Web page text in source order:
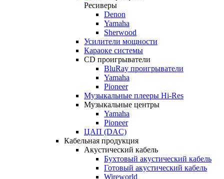
Ресиверы
Denon
Yamaha
Sherwood
Усилители мощности
Караоке системы
CD проигрыватели
BluRay проигрыватели
Yamaha
Pioneer
Музыкальные плееры Hi-Res
Музыкальные центры
Yamaha
Pioneer
ЦАП (DAC)
Кабельная продукция
Акустический кабель
Бухтовый акустический кабель
Готовый акустический кабель
Wireworld